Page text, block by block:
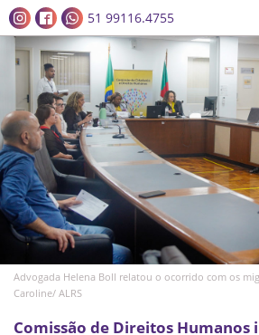
51 99116.4755
Advogada Helena Boll relatou o ocorrido com os
Caroline/ ALRS
Comissão de Direitos Humanos